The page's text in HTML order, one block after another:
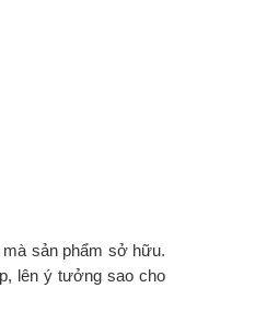
sản phẩm sở hữu.
lên ý tưởng sao cho